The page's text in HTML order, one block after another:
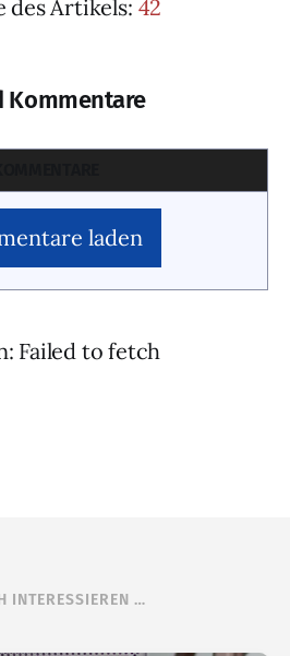
des Artikels: 42
Kommentare
laden
Failed to fetch
INTERESSIEREN …